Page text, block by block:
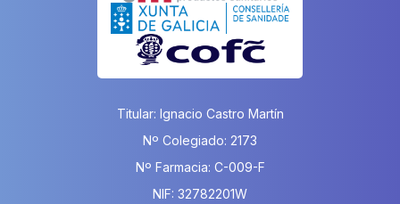
Titular: Ignacio Castro Martín
Nº Colegiado: 2173
Nº Farmacia: C-009-F
NIF: 32782201W